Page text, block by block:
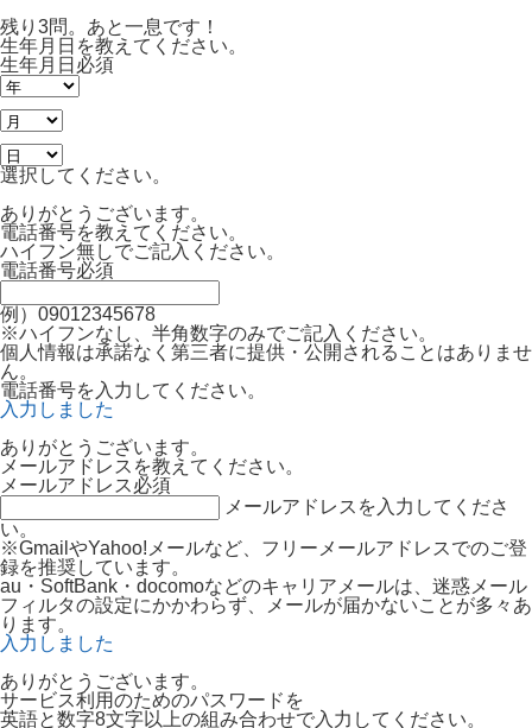
残り3問。あと一息です！
生年月日を教えてください。
生年月日 必須
選択してください。
ありがとうございます。
電話番号を教えてください。
ハイフン無しでご記入ください。
電話番号必須
例）09012345678
※ハイフンなし、半角数字のみでご記入ください。
個人情報は承諾なく第三者に提供・公開されることはありませ
ん。
電話番号を入力してください。
入力しました
ありがとうございます。
メールアドレスを教えてください。
メールアドレス必須
メールアドレスを入力してくださ
い。
※GmailやYahoo!メールなど、フリーメールアドレスでのご登
録を推奨しています。
au・SoftBank・docomoなどのキャリアメールは、迷惑メール
フィルタの設定にかかわらず、メールが届かないことが多々あ
ります。
入力しました
ありがとうございます。
サービス利用のためのパスワードを
英語と数字8文字以上の組み合わせで入力してください。